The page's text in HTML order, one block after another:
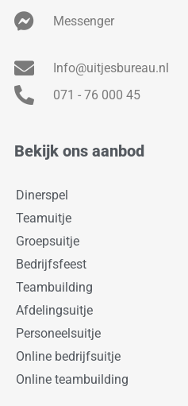
Messenger
Info@uitjesbureau.nl
071 - 76 000 45
Bekijk ons aanbod
Dinerspel
Teamuitje
Groepsuitje
Bedrijfsfeest
Teambuilding
Afdelingsuitje
Personeelsuitje
Online bedrijfsuitje
Online teambuilding